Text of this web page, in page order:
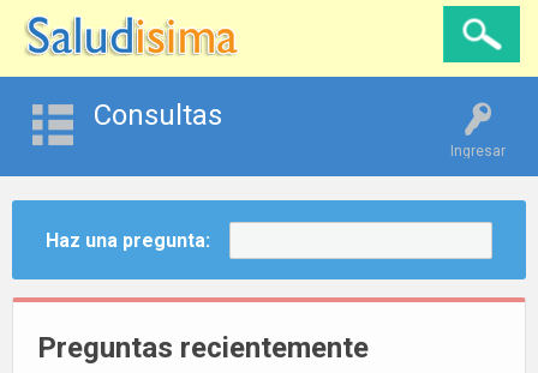
Ingresar
Consultas
Haz una pregunta:
Preguntas recientemente